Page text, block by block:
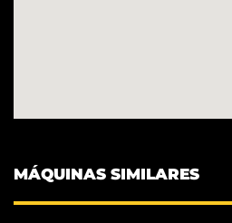
MÁQUINAS SIMILARES